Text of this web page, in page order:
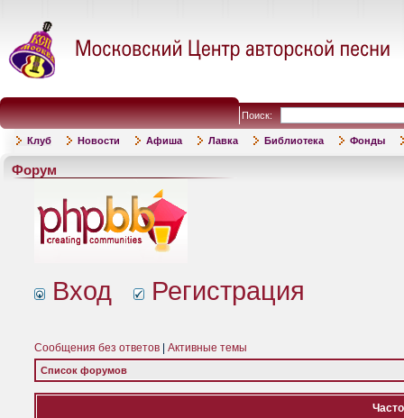
Поиск:
Клуб Новости Афиша Лавка Библиотека Фонды
Форум
Вход Регистрация
Сообщения без ответов Активные темы
Список форумов